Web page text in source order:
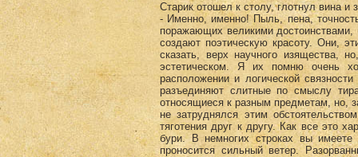
Старик отошел к столу, глотнул вина и
- Именно, именно! Пыль, пена,
поражающих великими
создают поэтическую красоту. Они,
сказать, верх научного изящества,
эстетическом. Я их помню очень
расположении и логической
разъединяют слитные по смыслу
относящиеся к разным предметам, но,
не затруднялся этим
тяготения друг к другу. Как все это
бури. В немногих строках вы
проносится сильный ветер.